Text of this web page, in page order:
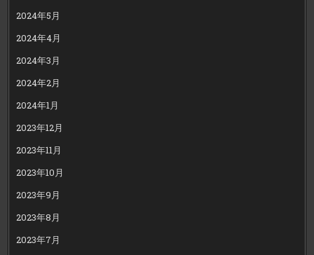
2024年5月
2024年4月
2024年3月
2024年2月
2024年1月
2023年12月
2023年11月
2023年10月
2023年9月
2023年8月
2023年7月